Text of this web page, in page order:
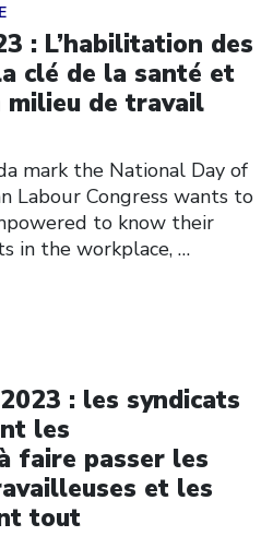
: L’habilitation des
clé de la santé et
milieu de travail
mark the National Day of
Labour Congress wants to
to know their
in the workplace, …
: les syndicats
les
faire passer les
et les
tout